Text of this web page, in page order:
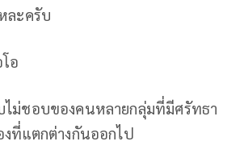
ละครับ
อ
ม่ชอบของคนหลายกลุ่มที่มีศรัทธา
งที่แตกต่างกันออกไป